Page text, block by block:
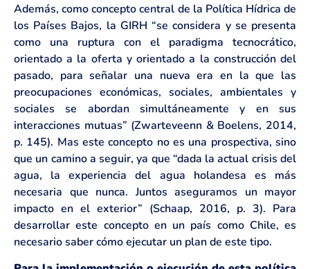
Además, como concepto central de la Política Hídrica de
los Países Bajos, la GIRH “se considera y se presenta
como una ruptura con el paradigma tecnocrático,
orientado a la oferta y orientado a la construcción del
pasado, para señalar una nueva era en la que las
preocupaciones económicas, sociales, ambientales y
sociales se abordan simultáneamente y en sus
interacciones mutuas” (Zwarteveenn & Boelens, 2014,
p. 145). Mas este concepto no es una prospectiva, sino
que un camino a seguir, ya que “dada la actual crisis del
agua, la experiencia del agua holandesa es más
necesaria que nunca. Juntos aseguramos un mayor
impacto en el exterior” (Schaap, 2016, p. 3). Para
desarrollar este concepto en un país como Chile, es
necesario saber cómo ejecutar un plan de este tipo.